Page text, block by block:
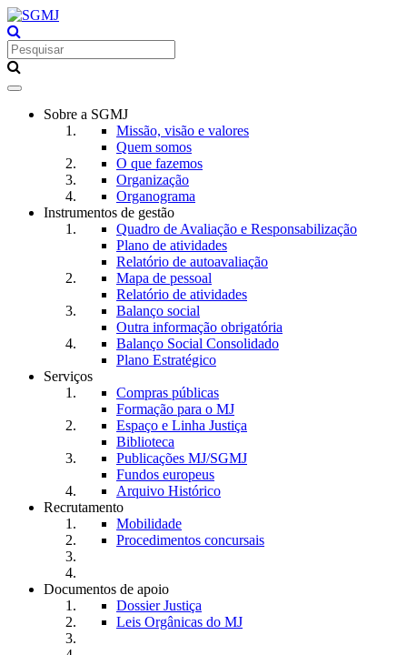
Toggle
navigationSobre a SGMJ
Missão, visão e valores
Quem somos
O que fazemos
Organização
Organograma
Instrumentos de gestão
Quadro de Avaliação e Responsabilização
Plano de atividades
Relatório de autoavaliação
Mapa de pessoal
Relatório de atividades
Balanço social
Outra informação obrigatória
Balanço Social Consolidado
Plano Estratégico
Serviços
Compras públicas
Formação para o MJ
Espaço e Linha Justiça
Biblioteca
Publicações MJ/SGMJ
Fundos europeus
Arquivo Histórico
Recrutamento
Mobilidade
Procedimentos concursais
Documentos de apoio
Dossier Justiça
Leis Orgânicas do MJ